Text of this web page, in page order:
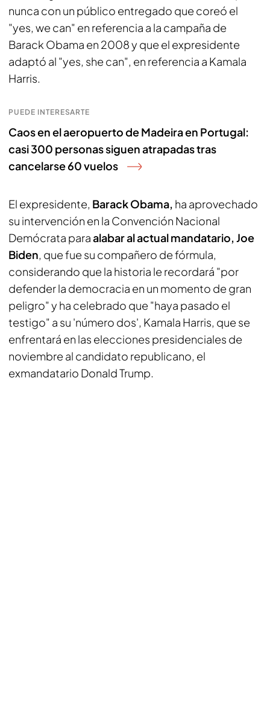
nunca con un público entregado que coreó el
"yes, we can" en referencia a la campaña de
Barack Obama en 2008 y que el expresidente
adaptó al "yes, she can", en referencia a Kamala
Harris.
PUEDE INTERESARTE
Caos en el aeropuerto de Madeira en Portugal:
casi 300 personas siguen atrapadas tras
cancelarse 60 vuelos
El expresidente, Barack Obama, ha aprovechado
su intervención en la Convención Nacional
Demócrata paraalabar al actual mandatario, Joe
Biden, que fue su compañero de fórmula,
considerando que la historia le recordará "por
defender la democracia en un momento de gran
peligro" y ha celebrado que "haya pasado el
testigo" a su 'número dos', Kamala Harris, que se
enfrentará en las elecciones presidenciales de
noviembre al candidato republicano, el
exmandatario Donald Trump.